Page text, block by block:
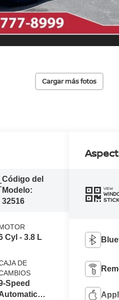
Cargar más fotos
Código del
Modelo:
32516
Cyl - 3.8 L
DE
Speed
VIEW